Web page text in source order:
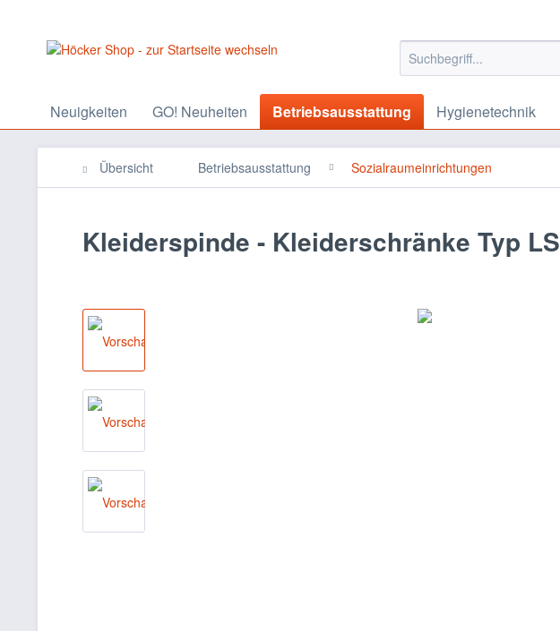
Neuigkeiten GO! Neuheiten Betriebsausstattung Hygienetechnik
Übersicht Betriebsausstattung Sozialraumeinrichtungen
Kleiderspinde - Kleiderschränke Typ LS